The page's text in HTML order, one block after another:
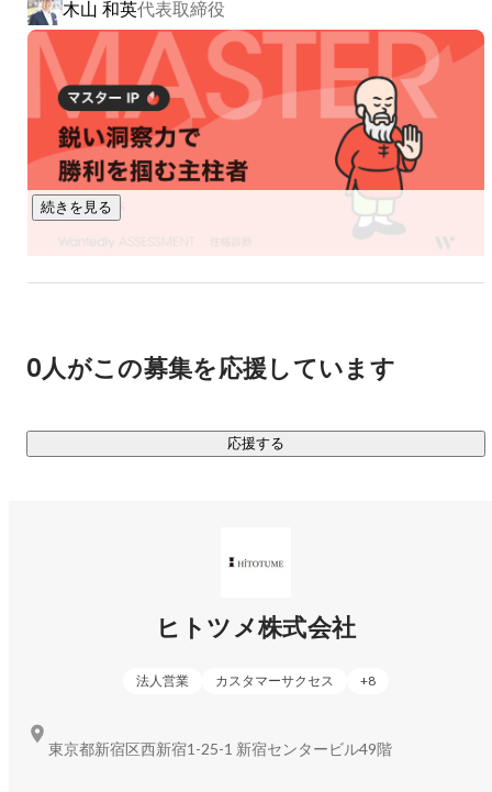
採用コンサルティングサービス「MARUTTO」
新卒採用の課題、難題をまるっと解決するサービス。それが
「MARUTTO」です。60を超える新卒領域のサービス会社と
パートナー契約を結び、各社の特徴あるサービスを組み合わ
せ、企業ごとの課題に応じた個社最適なソリューションを設
計・提案します。採用ターゲット設定、採用手法の策定、選
考フロー構築、内定フォローまで。自社サービスにこだわら
ないフラットな視点からベストな選択肢を提示し、採用成功
を支援します。
首都圏で働きたい学生に特化した新卒人材紹介サービスを展
開しています。業界経験およそ20年の創業メンバーのもと、
加えて、学生担当と企業担当を分業しない「両面型エージェ
ントサービス」で学生と企業、両者の認識のズレをなくし、
③HR事業者に、Innovationを。
新卒採用サービスの底上げのためにつくった、エージェント
会社向け求人＆求職者シェアサービスです。必要な求人が確
保できない、求める求職者が集まらないなど、エージェント
い課題を同業他社との連携で解決し、クライアント企業の採
用成功率を高め、ユーザーの満足度を高めます。現在、全国
木山 和英代表取締役
続きを見る
0人がこの募集を応援しています
応援する
ヒトツメ株式会社
法人営業 カスタマーサクセス +8
東京都新宿区西新宿1-25-1 新宿センタービル49階